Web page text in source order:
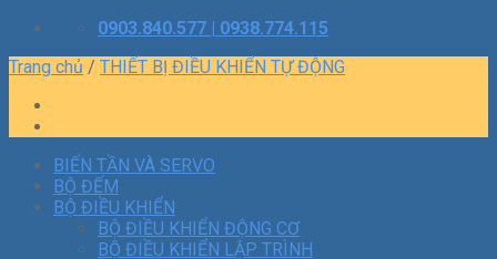
0903.840.577 | 0938.774.115
Trang chủ / THIẾT BỊ ĐIỀU KHIỂN TỰ ĐỘNG
BIẾN TẦN VÀ SERVO
BỘ ĐẾM
BỘ ĐIỀU KHIỂN
BỘ ĐIỀU KHIỂN ĐỘNG CƠ
BỘ ĐIỀU KHIỂN LẬP TRÌNH